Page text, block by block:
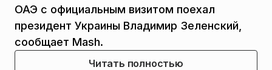
ОАЭ с официальным визитом поехал
президент Украины Владимир Зеленский,
сообщает Mash.
Читать полностью